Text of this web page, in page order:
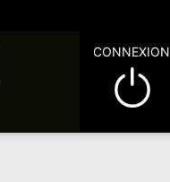
CONNEXION